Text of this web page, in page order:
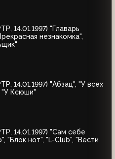
14.01.1997) "Главарь
незнакомка",
14.01.1997) "Абзац", "У всех
"У Ксюши"
14.01.1997) "Сам себе
"Блок нот", "L-Club", "Вести